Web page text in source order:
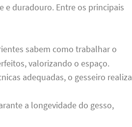
e duradouro. Entre os principais
sabem como trabalhar o
valorizando o espaço.
adequadas, o gesseiro realiza
a longevidade do gesso,